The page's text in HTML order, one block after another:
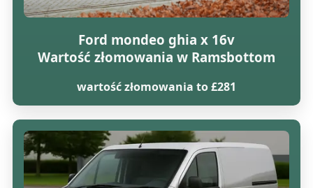
Ford mondeo ghia x 16v
Wartość złomowania w Ramsbottom
wartość złomowania to £281